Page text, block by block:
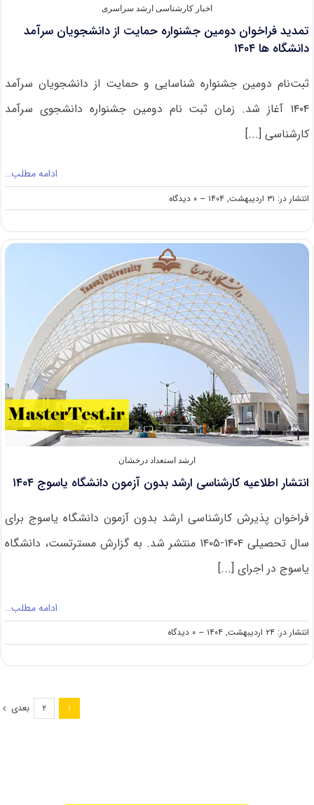
اخبار کارشناسی ارشد سراسری
تمدید فراخوان دومین جشنواره حمایت از دانشجویان سرآمد
دانشگاه ها ۱۴۰۴
ثبت‌نام دومین جشنواره شناسایی و حمایت از دانشجویان سرآمد
۱۴۰۴ آغاز شد. زمان ثبت نام دومین جشنواره دانشجوی سرآمد
کارشناسی [...]
ادامه مطلب…
انتشار در: ۳۱ اردیبهشت, ۱۴۰۴ -- ۰ دیدگاه
on
تمدید
دومین
جشنواره
حمایت
از
دانشجویان
سرآمد
دانشگاه
ها
۱۴۰۴
ارشد استعداد درخشان
انتشار اطلاعیه کارشناسی ارشد بدون آزمون دانشگاه یاسوج ۱۴۰۴
فراخوان پذیرش کارشناسی ارشد بدون آزمون دانشگاه یاسوج برای
سال تحصیلی ۱۴۰۴-۱۴۰۵ منتشر شد. به گزارش مسترتست، ﺩﺍﻧﺸﮕﺎﻩ
ﯾﺎﺳﻮﺝ ﺩﺭ ﺍﺟﺮﺍﯼ [...]
ادامه مطلب…
انتشار در: ۲۴ اردیبهشت, ۱۴۰۴ -- ۰ دیدگاه
on
انتشار
۱ ۲ بعدی